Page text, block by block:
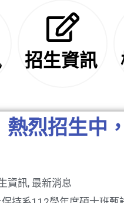
招生資訊
熱烈招生中
資訊, 最新消息